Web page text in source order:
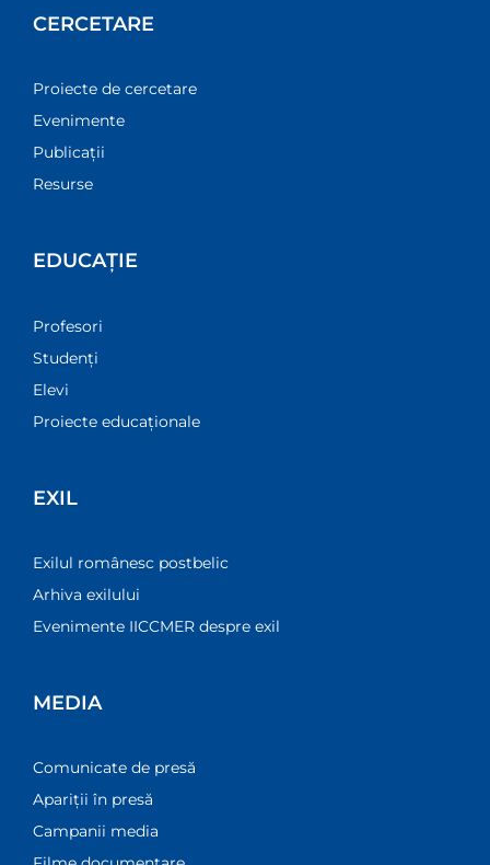
CERCETARE
Proiecte de cercetare
Evenimente
Publicații
Resurse
EDUCAȚIE
Profesori
Studenți
Elevi
Proiecte educaționale
EXIL
Exilul românesc postbelic
Arhiva exilului
Evenimente IICCMER despre exil
MEDIA
Comunicate de presă
Apariții în presă
Campanii media